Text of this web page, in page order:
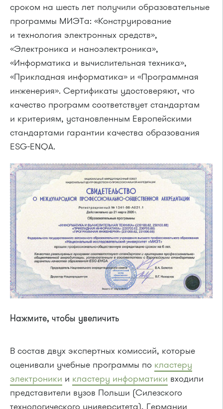
сроком на шесть лет получили образовательные
программы МИЭТа: «Конструирование
и технология электронных средств»,
«Электроника и наноэлектроника»,
«Информатика и вычислительная техника»,
«Прикладная информатика» и «Программная
инженерия». Сертификаты удостоверяют, что
качество программ соответствует стандартам
и критериям, установленным Европейскими
стандартами гарантии качества образования
ESG-ENQA.
Нажмите, чтобы увеличить
В состав двух экспертных комиссий, которые
оценивали учебные программы по кластеру
электроники и кластеру информатики входили
представители вузов Польши (Силезского
технологического университета), Германии